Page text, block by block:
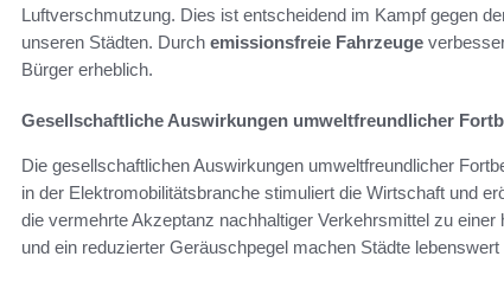
Luftverschmutzung. Dies ist entscheidend im Kampf gegen
unseren Städten. Durch emissionsfreie Fahrzeuge
Bürger erheblich.
Gesellschaftliche Auswirkungen umweltfreundlicher
Die gesellschaftlichen Auswirkungen umweltfreundlicher
in der Elektromobilitätsbranche stimuliert die Wirtschaft und
die vermehrte Akzeptanz nachhaltiger Verkehrsmittel zu
und ein reduzierter Geräuschpegel machen Städte